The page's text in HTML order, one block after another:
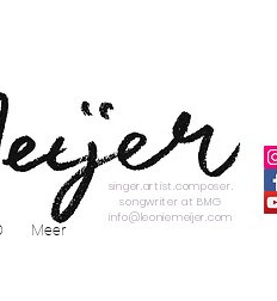
Meer
singer.artist.composer.
songwriter at BMG
info@leoniemeijer.com